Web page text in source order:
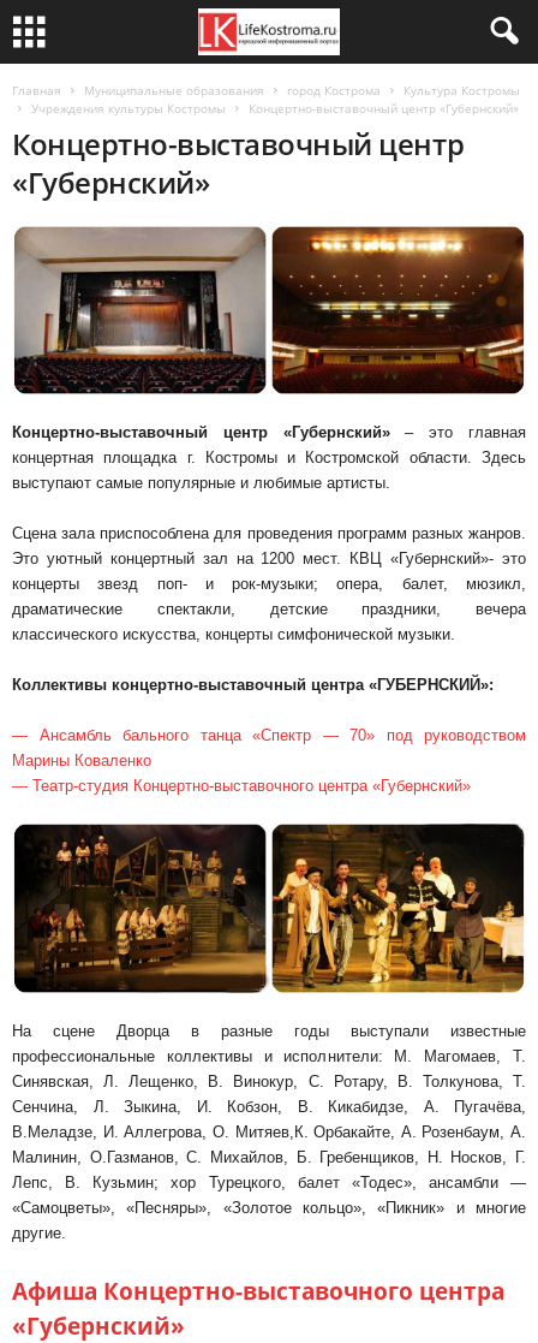
Главная Муниципальные образования город Кострома
Культура Костромы
Учреждения культуры Костромы
Концертно-выставочный центр «Губернский»
Концертно-выставочный центр
«Губернский»
Концертно-выставочный центр «Губернский»– это главная
концертная площадка г. Костромы и Костромской области. Здесь
выступают самые популярные и любимые артисты.
Сцена зала приспособлена для проведения программ разных жанров.
Это уютный концертный зал на 1200 мест. КВЦ «Губернский»- это
концерты звезд поп- и рок-музыки; опера, балет, мюзикл,
драматические спектакли, детские праздники, вечера
классического искусства, концерты симфонической музыки.
Коллективы концертно-выставочный центра «ГУБЕРНСКИЙ»:
— Ансамбль бального танца «Спектр — 70» под руководством
Марины Коваленко
— Театр-студия Концертно-выставочного центра «Губернский»
На сцене Дворца в разные годы выступали известные
профессиональные коллективы и исполнители: М. Магомаев, Т.
Синявская, Л. Лещенко, В. Винокур, С. Ротару, В. Толкунова, Т.
Сенчина, Л. Зыкина, И. Кобзон, В. Кикабидзе, А. Пугачёва,
В.Меладзе, И. Аллегрова, О. Митяев,К. Орбакайте, А. Розенбаум, А.
Малинин, О.Газманов, С. Михайлов, Б. Гребенщиков, Н. Носков, Г.
Лепс, В. Кузьмин; хор Турецкого, балет «Тодес», ансамбли —
«Самоцветы», «Песняры», «Золотое кольцо», «Пикник» и многие
другие.
Афиша Концертно-выставочного центра
«Губернский»